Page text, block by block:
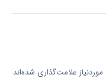
علامت‌گذاری شده‌اند